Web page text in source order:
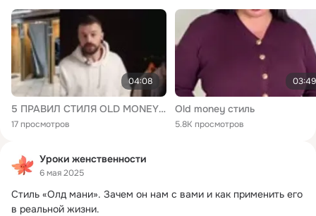
04:08
5 ПРАВИЛ СТИЛЯ OLD MONEY _ ЭСТЕТИКА ОЛД МАНИ _ BRDCH
17 просмотров
03:49
Old money стиль
5.8K просмотров
Уроки женственности
6 мая 2025
Стиль «Олд мани». Зачем он нам с вами и как применить его
в реальной жизни.